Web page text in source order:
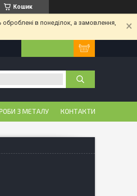
Кошик
в понеділок, а замовлення,
З МЕТАЛУ КОНТАКТИ